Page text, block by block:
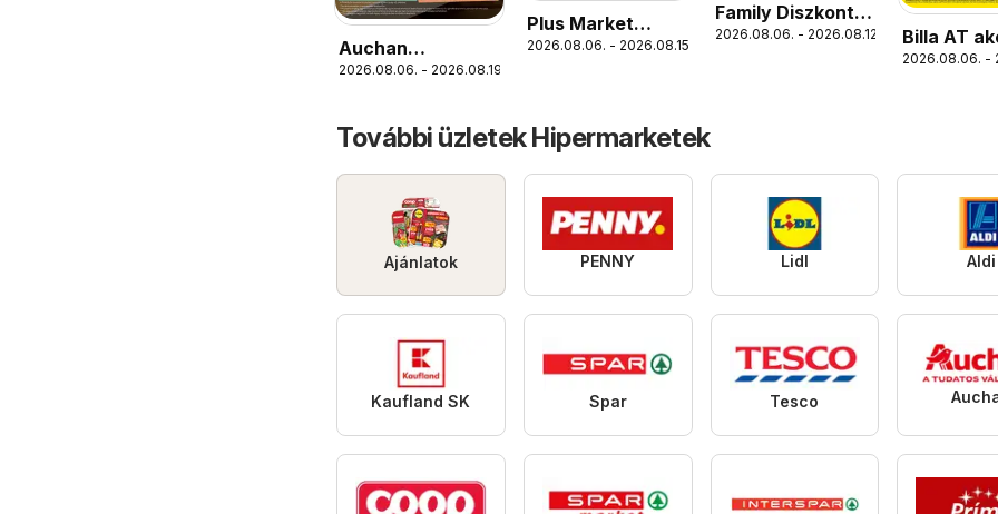
Auchan
Iskolakezdés
2026.08.06. - 2026.08.19.
Plus Market
akciós újság
2026.08.06. - 2026.08.15.
Family Diszkont
akciós újság
2026.08.06. - 2026.08.12.
Billa AT
újság
2026.08.06. -
További üzletek Hipermarketek
Ajánlatok PENNY Lidl Aldi
Kaufland SK Spar Tesco